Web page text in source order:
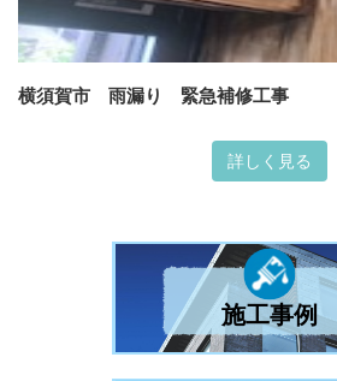
横須賀市 雨漏り 緊急補修工事
詳しく見る
施工事例